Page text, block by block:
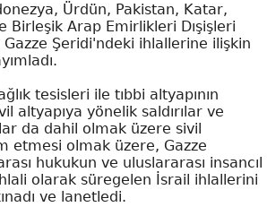
Ürdün, Pakistan, Katar,
Birleşik Arap Emirlikleri Dışişleri
Gazze Şeridi'ndeki ihlallerine ilişkin
tesisleri ile tıbbi altyapının
altyapıya yönelik saldırılar ve
da dahil olmak üzere sivil
etmesi olmak üzere, Gazze
hukukun ve uluslararası insancıl
olarak süregelen İsrail ihlallerini
ve lanetledi.